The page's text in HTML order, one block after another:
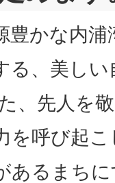
豊かな内
る、美し
、先人を
を呼び起
あるまち